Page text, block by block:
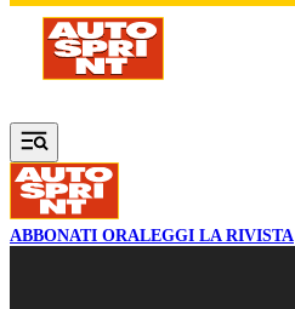
Vai al contenuto principale
ABBONATI ORALEGGI LA RIVISTA